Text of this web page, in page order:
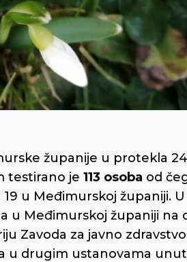
županije u protekla
testirano je 113 osoba od
19 u Međimurskoj županiji.
u Međimurskoj županiji na
Zavoda za javno
u drugim ustanovama